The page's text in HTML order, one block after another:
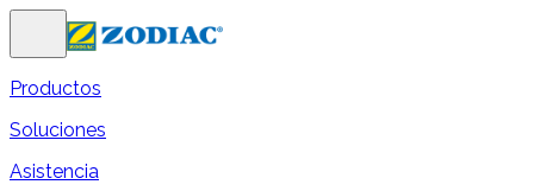
Productos
Soluciones
Asistencia